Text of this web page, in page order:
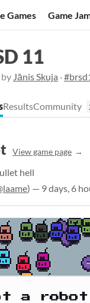
Games Game
11
Jānis Skuja ·
ResultsCommunity
View game page
hell
) — 9 days, 6